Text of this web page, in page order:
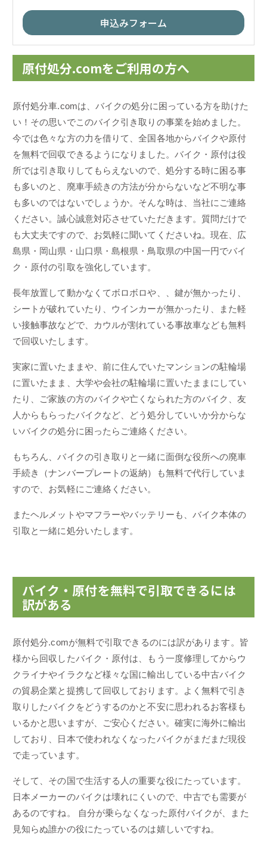
申込みフォーム
原付処分.comをご利用の方へ
原付処分車.comは、バイクの処分に困っている方を助けた
い！その思いでこのバイク引き取りの事業を始めました。
今では色々な方の力を借りて、全国各地からバイクや原付
を無料で回収できるようになりました。バイク・原付は役
所では引き取りしてもらえないので、処分する時に困る事
も多いのと、廃車手続きの方法が分からないなど不明な事
も多いのではないでしょうか。そんな時は、当社にご連絡
ください。誠心誠意対応させていただきます。質問だけで
も大丈夫ですので、お気軽に聞いてくださいね。現在、広
島県・岡山県・山口県・島根県・鳥取県の中国一円でバイ
ク・原付の引取を強化しています。
長年放置して動かなくてボロボロや、、鍵が無かったり、
シートが破れていたり、ウインカーが無かったり、また軽
い接触事故などで、カウルが割れている事故車なども無料
で回収いたします。
実家に置いたままや、前に住んでいたマンションの駐輪場
に置いたまま、大学や会社の駐輪場に置いたままにしてい
たり、ご家族の方のバイクや亡くなられた方のバイク、友
人からもらったバイクなど、どう処分していいか分からな
いバイクの処分に困ったらご連絡ください。
もちろん、バイクの引き取りと一緒に面倒な役所への廃車
手続き（ナンバープレートの返納）も無料で代行していま
すので、お気軽にご連絡ください。
またヘルメットやマフラーやバッテリーも、バイク本体の
引取と一緒に処分いたします。
バイク・原付を無料で引取できるには
訳がある
原付処分.comが無料で引取できるのには訳があります。皆
様から回収したバイク・原付は、もう一度修理してからウ
クライナやイラクなど様々な国に輸出している中古バイク
の貿易企業と提携して回収しております。よく無料で引き
取りしたバイクをどうするのかと不安に思われるお客様も
いるかと思いますが、ご安心ください。確実に海外に輸出
しており、日本で使われなくなったバイクがまだまだ現役
で走っています。
そして、その国で生活する人の重要な役にたっています。
日本メーカーのバイクは壊れにくいので、中古でも需要が
あるのですね。 自分が乗らなくなった原付バイクが、また
見知らぬ誰かの役にたっているのは嬉しいですね。